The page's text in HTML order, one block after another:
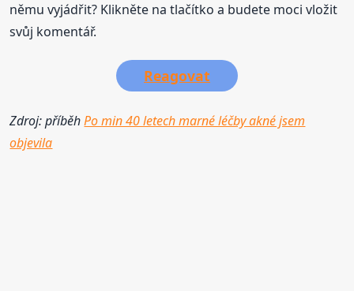
němu vyjádřit? Klikněte na tlačítko a budete moci vložit
svůj komentář.
Reagovat
Zdroj: příběhPo min 40 letech marné léčby akné jsem
objevila